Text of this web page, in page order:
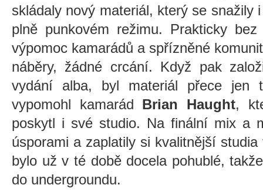
skládaly nový materiál, který se snažily
plně punkovém režimu. Prakticky
výpomoc kamarádů a spřízněné
náběry, žádné crcání. Když pak
vydání alba, byl materiál přece jen
vypomohl kamarád Brian Haught,
poskytl i své studio. Na finální mix a
úsporami a zaplatily si kvalitnější
bylo už v té době docela pohublé,
do undergroundu.